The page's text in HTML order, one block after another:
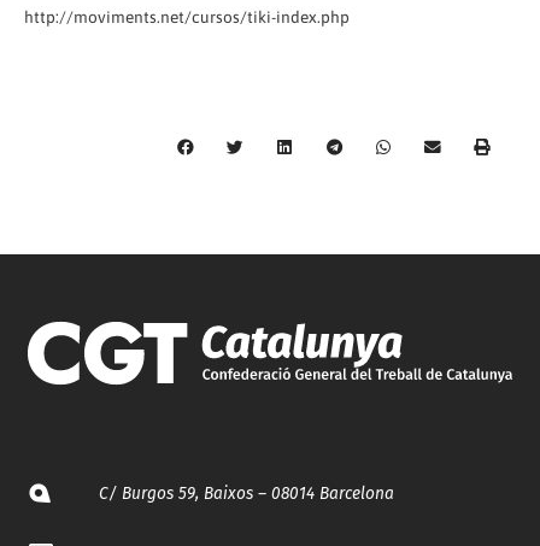
http://moviments.net/cursos/tiki-index.php
C/ Burgos 59, Baixos – 08014 Barcelona